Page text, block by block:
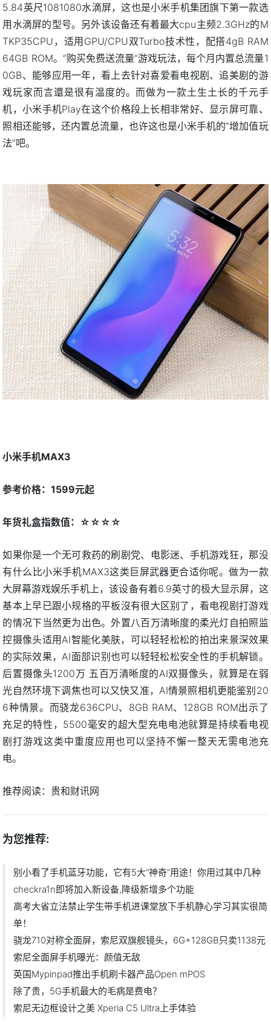
5.84英尺1081080水滴屏，这也是小米手机集团旗下第一款选
用水滴屏的型号。另外该设备还有着最大cpu主频2.3GHz的M
TKP35CPU，适用GPU/CPU双Turbo技术性，配搭4gB RAM
64GB ROM。“购买免费送流量”游戏玩法，每个月内置总流量1
0GB、能够应用一年，看上去针对喜爱看电视剧、追美剧的游
戏玩家而言還是很有温度的。而做为一款土生土长的千元手
机，小米手机Play在这个价格段上长相非常好、显示屏可靠、
照相还能够，还内置总流量，也许这也是小米手机的“增加值玩
法”吧。
小米手机MAX3
参考价格：1599元起
年货礼盒指数值：☆☆☆☆
如果你是一个无可救药的刷剧党、电影迷、手机游戏狂，那没
有什么比小米手机MAX3这类巨屏武器更合适你呢。做为一款
大屏幕游戏娱乐手机上，该设备有着6.9英寸的极大显示屏，这
基本上早已跟小规格的平板沒有很大区别了，看电视剧打游戏
的情况下当然更为出色。外置八百万清晰度的柔光灯自拍照监
控摄像头适用AI智能化美肤，可以轻轻松松的拍出来景深效果
的实际效果，AI面部识别也可以轻轻松松安全性的手机解锁。
后置摄像头1200万 五百万清晰度的AI双摄像头，就算是在弱
光自然环境下调焦也可以又快又准，AI情景照相机更能鉴别20
6种情景。而骁龙636CPU、8GB RAM、128GB ROM出示了
充足的特性，5500毫安的超大型充电电池就算是持续看电视
剧打游戏这类中重度应用也可以坚持不懈一整天无需电池充
电。
推荐阅读： 贵和财讯网
为您推荐:
别小看了手机蓝牙功能，它有5大“神奇”用途！你用过其中几种
checkra1n即将加入新设备,降级新增多个功能
高考大省立法禁止学生带手机进课堂放下手机静心学习其实很简
单！
骁龙710对称全面屏，索尼双旗舰镜头，6G+128GB只卖1138元
索尼全面屏手机曝光：颜值无敌
英国Mypinpad推出手机刷卡器产品Open mPOS
除了贵，5G手机最大的毛病是费电？
索尼无边框设计之美 Xperia C5 Ultra上手体验